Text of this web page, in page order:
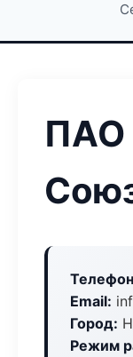
ПАО
Email:
Город:
Режим